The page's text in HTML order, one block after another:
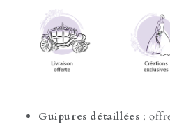
Guipures détaillées :